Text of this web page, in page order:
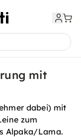
mit
dabei) mit
zum
Alpaka/Lama.